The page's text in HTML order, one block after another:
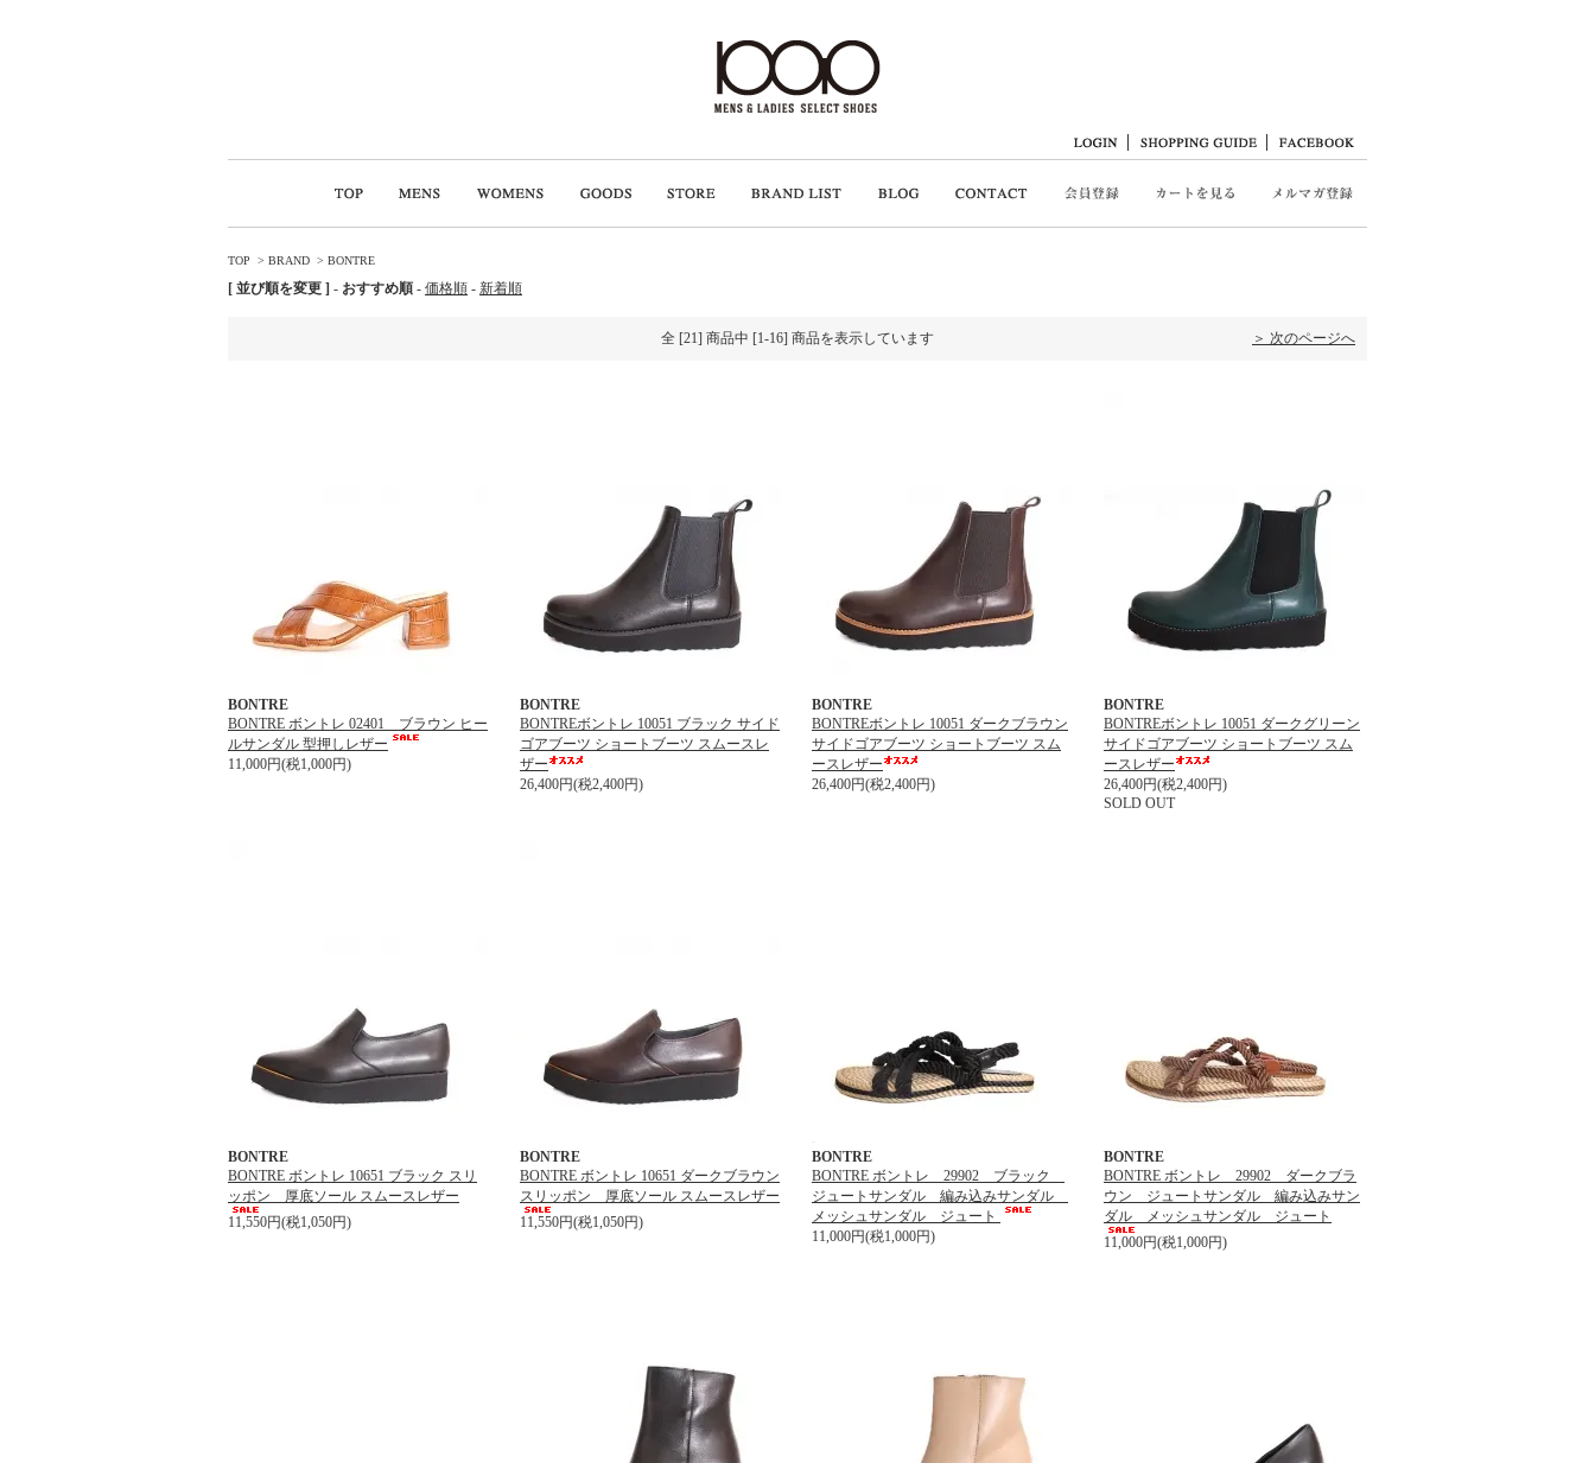
TOP > BRAND > BONTRE
[ 並び順を変更 ] - おすすめ順 - 価格順 - 新着順
全 [21] 商品中 [1-16] 商品を表示しています ＞ 次のページへ
BONTRE
BONTRE ボントレ 02401 ブラウン ヒー
ルサンダル 型押しレザー
11,000円(税1,000円)
BONTRE
BONTREボントレ 10051 ブラック サイド
ゴアブーツ ショートブーツ スムースレ
ザー
26,400円(税2,400円)
BONTRE
BONTREボントレ 10051 ダークブラウン
サイドゴアブーツ ショートブーツ スム
ースレザー
26,400円(税2,400円)
BONTRE
BONTREボントレ 10051 ダークグリーン
サイドゴアブーツ ショートブーツ スム
ースレザー
26,400円(税2,400円)
SOLD OUT
BONTRE
BONTRE ボントレ 10651 ブラック スリ
ッポン 厚底ソール スムースレザー
11,550円(税1,050円)
BONTRE
BONTRE ボントレ 10651 ダークブラウン
スリッポン 厚底ソール スムースレザー
11,550円(税1,050円)
BONTRE
BONTRE ボントレ 29902 ブラック
ジュートサンダル 編み込みサンダル
メッシュサンダル ジュート
11,000円(税1,000円)
BONTRE
BONTRE ボントレ 29902 ダークブラ
ウン ジュートサンダル 編み込みサン
ダル メッシュサンダル ジュート
11,000円(税1,000円)